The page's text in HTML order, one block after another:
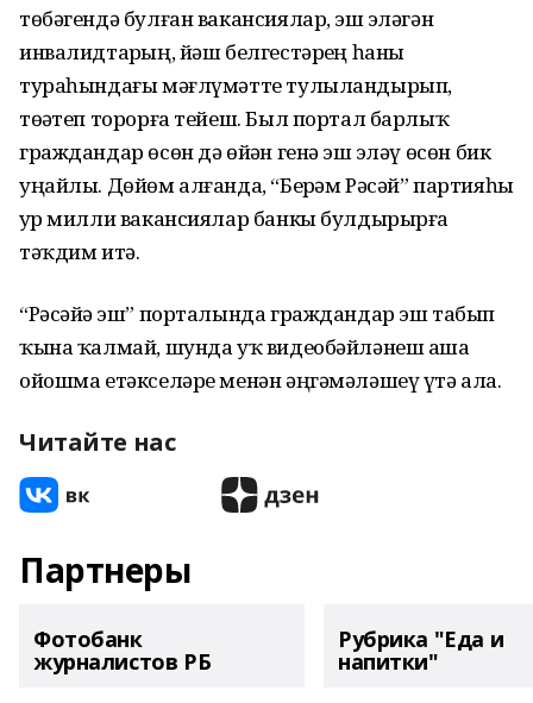
төбәгендә булған вакансиялар, эш эҙләгән
инвалидтарҙың, йәш белгестәрҙең һаны
тураһындағы мәғлүмәтте тулыландырып,
төҙәтеп торорға тейеш. Был портал барлыҡ
граждандар өсөн дә өйҙән генә эш эҙләү өсөн бик
уңайлы. Дөйөм алғанда, “Берҙәм Рәсәй” партияһы
ҙур милли вакансиялар банкы булдырырға
тәҡдим итә.
“Рәсәйҙә эш” порталында граждандар эш табып
ҡына ҡалмай, шунда уҡ видеобәйләнеш аша
ойошма етәкселәре менән әңгәмәләшеү үтә ала.
Читайте нас
Партнеры
Фотобанк
журналистов РБ
Рубрика "Еда и
напитки"